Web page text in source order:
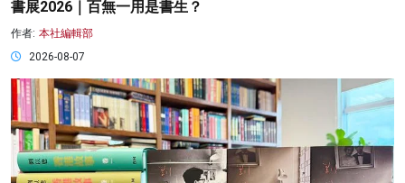
書展2026｜百無一用是書生？
作者: 本社編輯部
2026-08-07